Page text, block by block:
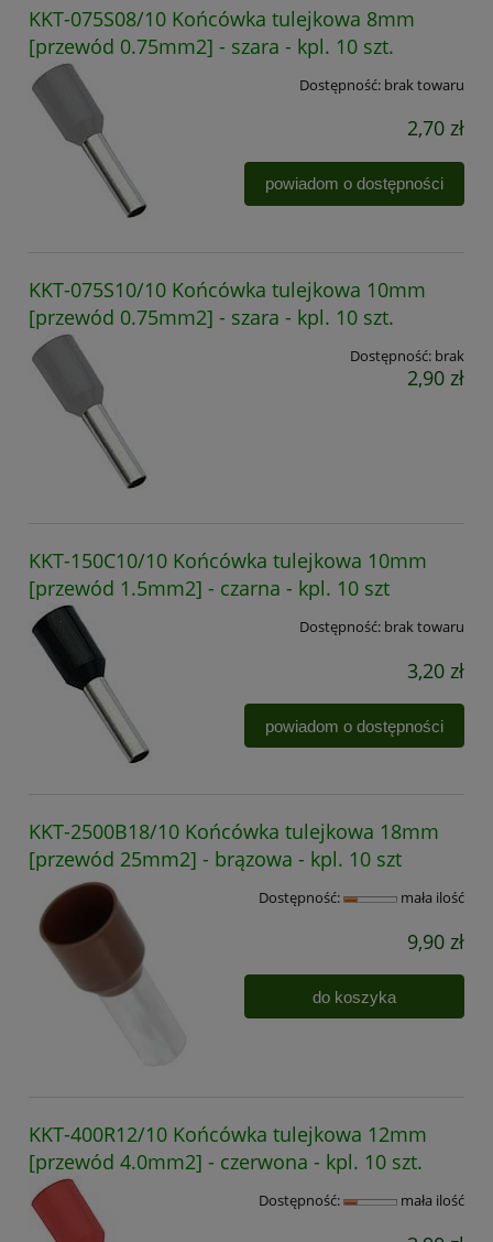
KKT-075S08/10 Końcówka tulejkowa 8mm
[przewód 0.75mm2] - szara - kpl. 10 szt.
Dostępność: brak towaru
2,70 zł
powiadom o dostępności
KKT-075S10/10 Końcówka tulejkowa 10mm
[przewód 0.75mm2] - szara - kpl. 10 szt.
Dostępność: brak
2,90 zł
KKT-150C10/10 Końcówka tulejkowa 10mm
[przewód 1.5mm2] - czarna - kpl. 10 szt
Dostępność: brak towaru
3,20 zł
powiadom o dostępności
KKT-2500B18/10 Końcówka tulejkowa 18mm
[przewód 25mm2] - brązowa - kpl. 10 szt
Dostępność: mała ilość
9,90 zł
do koszyka
KKT-400R12/10 Końcówka tulejkowa 12mm
[przewód 4.0mm2] - czerwona - kpl. 10 szt.
Dostępność: mała ilość